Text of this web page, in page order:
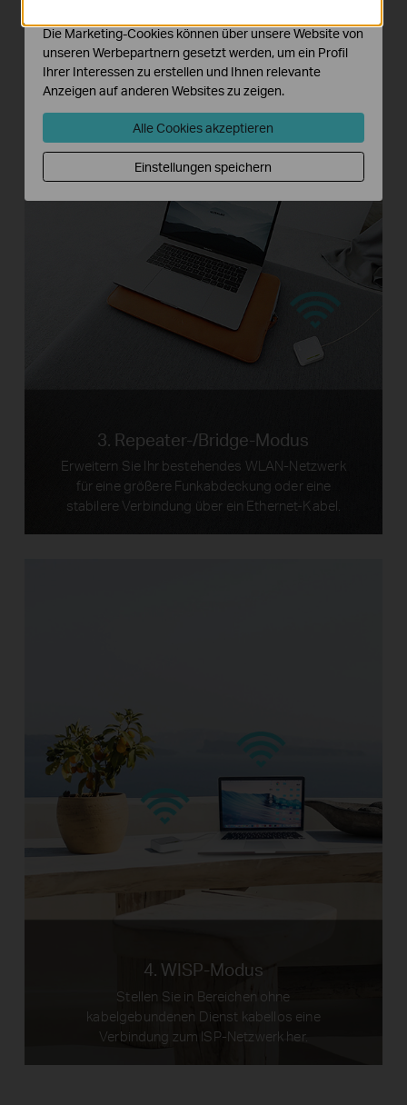
TL-MR3020
3. Repeater-/Bridge-Modus
Erweitern Sie Ihr bestehendes WLAN-Netzwerk
für eine größere Funkabdeckung oder eine
stabilere Verbindung über ein Ethernet-Kabel.
Host-
Router
Telefone
4. WISP-Modus
Stellen Sie in Bereichen ohne
kabelgebundenen Dienst kabellos eine
Verbindung zum ISP-Netzwerk her.
Die Marketing-Cookies können über unsere Website von
unseren Werbepartnern gesetzt werden, um ein Profil
Ihrer Interessen zu erstellen und Ihnen relevante
Anzeigen auf anderen Websites zu zeigen.
Alle Cookies akzeptieren
Einstellungen speichern